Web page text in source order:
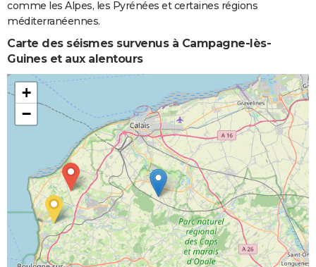
comme les Alpes, les Pyrénées et certaines régions
méditerranéennes.
Carte des séismes survenus à Campagne-lès-
Guines et aux alentours
+
−